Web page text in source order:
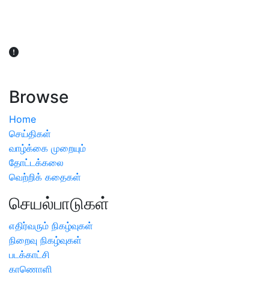
Browse
Home
செய்திகள்
வாழ்க்கை முறையும்
தோட்டக்கலை
வெற்றிக் கதைகள்
செயல்பாடுகள்
எதிர்வரும் நிகழ்வுகள்
நிறைவு நிகழ்வுகள்
படக்காட்சி
காணொளி